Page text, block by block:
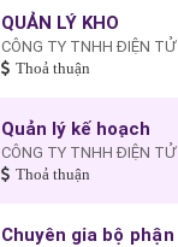
QUẢN LÝ KHO
CÔNG TY TNHH ĐIỆN
Thoả thuận
Quản lý kế hoạch
CÔNG TY TNHH ĐIỆN
Thoả thuận